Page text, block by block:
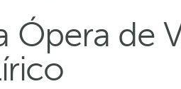
Ópera de